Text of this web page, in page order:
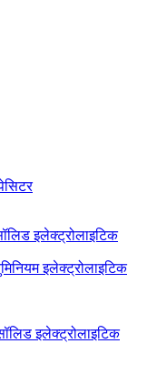
इलेक्ट्रोलाइटिक
इलेक्ट्रोलाइटिक
इलेक्ट्रोलाइटिक